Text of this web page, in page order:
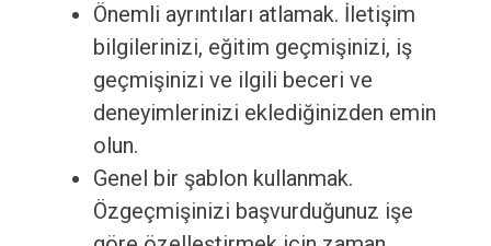
Önemli ayrıntıları atlamak. İletişim
bilgilerinizi, eğitim geçmişinizi, iş
geçmişinizi ve ilgili beceri ve
deneyimlerinizi eklediğinizden emin
olun.
Genel bir şablon kullanmak.
Özgeçmişinizi başvurduğunuz işe